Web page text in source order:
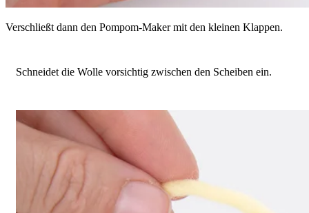
Verschließt dann den Pompom-Maker mit den kleinen Klappen.
Schneidet die Wolle vorsichtig zwischen den Scheiben ein.